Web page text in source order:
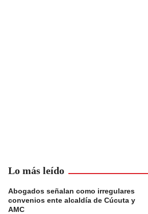
Lo más leído
Abogados señalan como irregulares
convenios ente alcaldía de Cúcuta y
AMC